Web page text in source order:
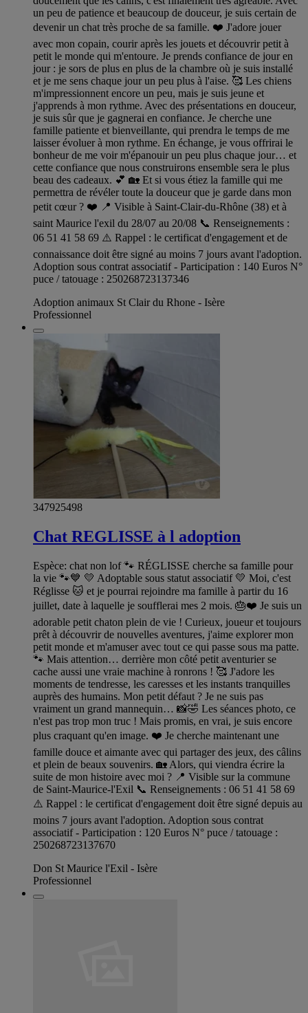
un peu de patience et beaucoup de douceur, je suis certain de
devenir un chat très proche de sa famille. ❤️ J'adore jouer
avec mon copain, courir après les jouets et découvrir petit à
petit le monde qui m'entoure. Je prends confiance de jour en
jour : je sors de plus en plus de la chambre où je suis installé
et je me sens chaque jour un peu plus à l'aise. 🥰 Les chiens
m'impressionnent encore un peu, mais je suis jeune et
j'apprends à mon rythme. Avec des présentations en douceur,
je suis sûr que je gagnerai en confiance. Je cherche une
famille patiente et bienveillante, qui prendra le temps de me
laisser évoluer à mon rythme. En échange, je vous offrirai le
bonheur de me voir m'épanouir un peu plus chaque jour… et
cette confiance que nous construirons ensemble sera le plus
beau des cadeaux. 💕 🏡 Et si vous étiez la famille qui me
permettra de révéler toute la douceur que je garde dans mon
petit cœur ? ❤️ 📍 Visible à Saint-Clair-du-Rhône (38) et à
saint Maurice l'exil du 28/07 au 20/08 📞 Renseignements :
06 51 41 58 69 ⚠️ Rappel : le certificat d'engagement et de
connaissance doit être signé au moins 7 jours avant l'adoption.
Adoption sous contrat associatif - Participation : 140 Euros N°
puce / tatouage : 250268723137346
Adoption animaux St Clair du Rhone - Isère
Professionnel
347925498
Chat REGLISSE à l adoption
Espèce: chat non lof 🐾 RÉGLISSE cherche sa famille pour
la vie 🐾💙 💛 Adoptable sous statut associatif 💛 Moi, c'est
Réglisse 🐱 et je pourrai rejoindre ma famille à partir du 16
juillet, date à laquelle je soufflerai mes 2 mois. 🎂❤️ Je suis un
adorable petit chaton plein de vie ! Curieux, joueur et toujours
prêt à découvrir de nouvelles aventures, j'aime explorer mon
petit monde et m'amuser avec tout ce qui passe sous ma patte.
🐾 Mais attention… derrière mon côté petit aventurier se
cache aussi une vraie machine à ronrons ! 🥰 J'adore les
moments de tendresse, les caresses et les instants tranquilles
auprès des humains. Mon petit défaut ? Je ne suis pas
vraiment un grand mannequin… 📸🤣 Les séances photo, ce
n'est pas trop mon truc ! Mais promis, en vrai, je suis encore
plus craquant qu'en image. ❤️ Je cherche maintenant une
famille douce et aimante avec qui partager des jeux, des câlins
et plein de beaux souvenirs. 🏡 Alors, qui viendra écrire la
suite de mon histoire avec moi ? 📍 Visible sur la commune
de Saint-Maurice-l'Exil 📞 Renseignements : 06 51 41 58 69
⚠️ Rappel : le certificat d'engagement doit être signé depuis au
moins 7 jours avant l'adoption. Adoption sous contrat
associatif - Participation : 120 Euros N° puce / tatouage :
250268723137670
Don St Maurice l'Exil - Isère
Professionnel